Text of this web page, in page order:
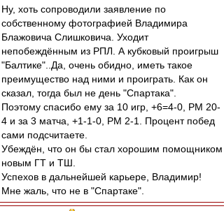
Ну, хоть сопроводили заявление по
собственному фотографией Владимира
Блажовича Слишковича. Уходит
непобеждённым из РПЛ. А кубковый проигрыш
"Балтике"..Да, очень обидно, иметь такое
преимущество над ними и проиграть. Как он
сказал, тогда был не день "Спартака".
Поэтому спасибо ему за 10 игр, +6=4-0, РМ 20-
4 и за 3 матча, +1-1-0, РМ 2-1. Процент побед
сами подсчитаете.
Убеждён, что он бы стал хорошим помощником
новым ГТ и ТШ.
Успехов в дальнейшей карьере, Владимир!
Мне жаль, что не в "Спартаке".